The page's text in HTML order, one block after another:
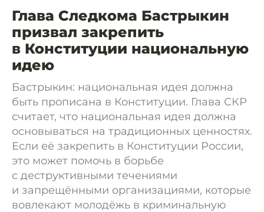
Глава Следкома Бастрыкин
призвал закрепить
в Конституции национальную
идею
Бастрыкин: национальная идея должна
быть прописана в Конституции. Глава СКР
считает, что национальная идея должна
основываться на традиционных ценностях.
Если её закрепить в Конституции России,
это может помочь в борьбе
с деструктивными течениями
и запрещёнными организациями, которые
вовлекают молодёжь в криминальную